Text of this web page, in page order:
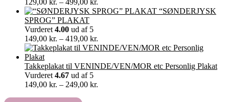
129,00 kr.
“SØNDERJYSK
SPROG” PLAKAT
Vurderet 4.00 ud af 5
149,00 kr. – 419,00 kr.
149,00 kr.
419,00 kr.
Takkeplakat til VENINDE/VEN/MOR etc Personlig Plakat
Vurderet 4.67 ud af 5
149,00 kr. – 249,00 kr.